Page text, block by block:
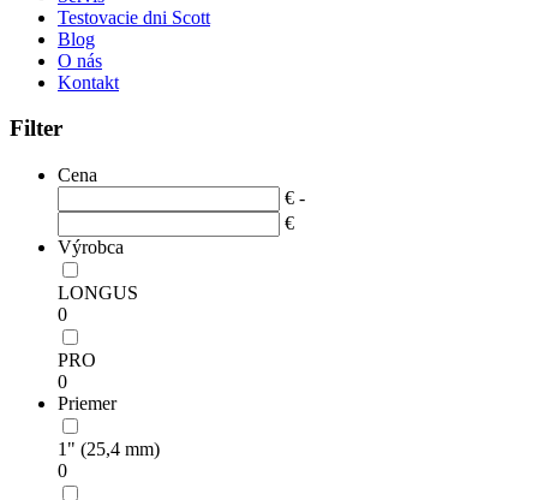
Testovacie dni Scott
Blog
O nás
Kontakt
Filter
Cena
€ -
€
Výrobca
LONGUS
0
PRO
0
Priemer
1" (25,4 mm)
0